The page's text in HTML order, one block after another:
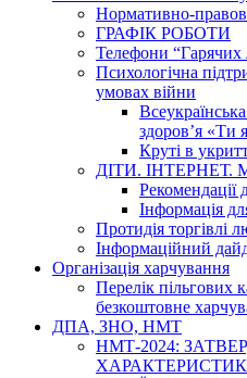
Нормативно-
ГРАФІК РОБОТИ
Телефони “Гарячих
Психологічна
умовах війни
здоров’я «Ти
Круті в
ДІТИ. ІНТЕРНЕТ.
Рекомендації
Інформація
Протидія торгівлі
Інформаційний
Організація харчування
Перелік пільгових
безкоштовне
ДПА, ЗНО, НМТ
НМТ-2024: